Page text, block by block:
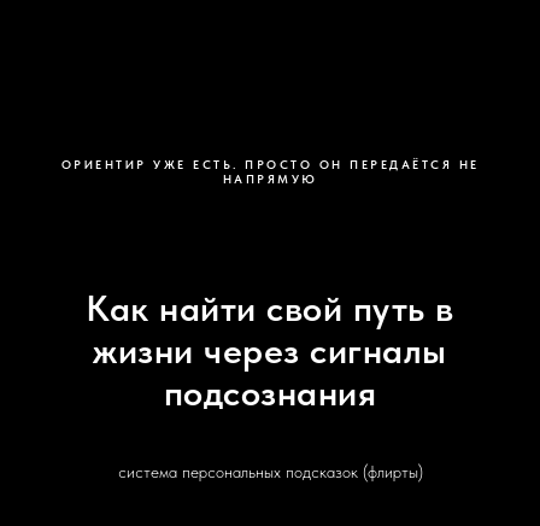
ОРИЕНТИР УЖЕ ЕСТЬ. ПРОСТО ОН ПЕРЕДАЁТСЯ НЕ
НАПРЯМУЮ
Как найти свой путь в
жизни через сигналы
подсознания
система персональных подсказок (флирты)